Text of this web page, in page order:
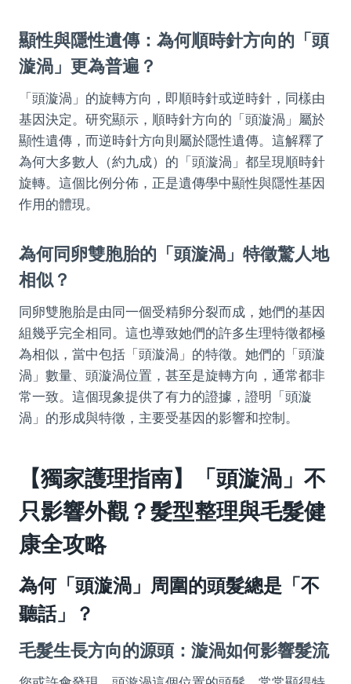
顯性與隱性遺傳：為何順時針方向的「頭
漩渦」更為普遍？
「頭漩渦」的旋轉方向，即順時針或逆時針，同樣由
基因決定。研究顯示，順時針方向的「頭漩渦」屬於
顯性遺傳，而逆時針方向則屬於隱性遺傳。這解釋了
為何大多數人（約九成）的「頭漩渦」都呈現順時針
旋轉。這個比例分佈，正是遺傳學中顯性與隱性基因
作用的體現。
為何同卵雙胞胎的「頭漩渦」特徵驚人地
相似？
同卵雙胞胎是由同一個受精卵分裂而成，她們的基因
組幾乎完全相同。這也導致她們的許多生理特徵都極
為相似，當中包括「頭漩渦」的特徵。她們的「頭漩
渦」數量、頭漩渦位置，甚至是旋轉方向，通常都非
常一致。這個現象提供了有力的證據，證明「頭漩
渦」的形成與特徵，主要受基因的影響和控制。
【獨家護理指南】「頭漩渦」不
只影響外觀？髮型整理與毛髮健
康全攻略
為何「頭漩渦」周圍的頭髮總是「不
聽話」？
毛髮生長方向的源頭：漩渦如何影響髮流